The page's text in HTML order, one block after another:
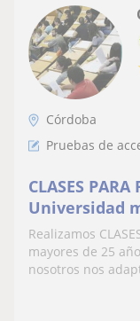
Córdoba
Pruebas de
CLASES PARA
Universidad
Córdoba
Realizamos
mayores de 25
nosotros nos